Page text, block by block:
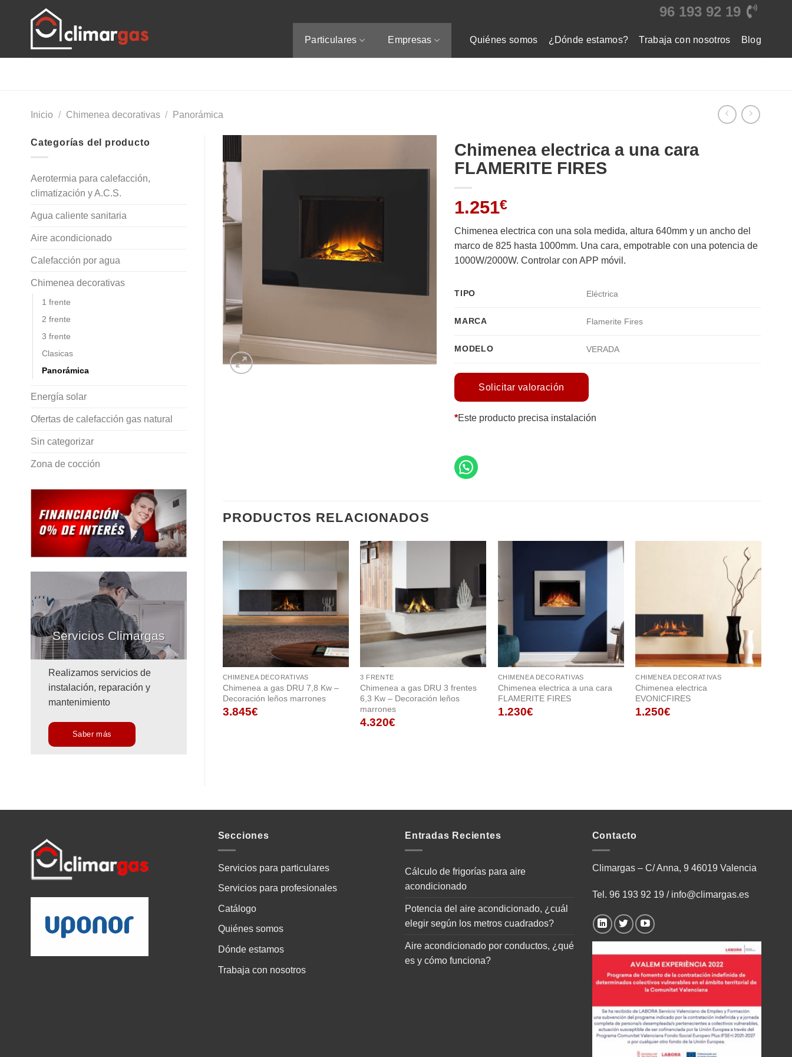
96 193 92 19
Particulares Empresas Quiénes somos ¿Dónde estamos? Trabaja con nosotros Blog
Inicio / Chimenea decorativas / Panorámica
Categorías del producto
Aerotermia para calefacción,
climatización y A.C.S.
Agua caliente sanitaria
Aire acondicionado
Calefacción por agua
Chimenea decorativas
1 frente
2 frente
3 frente
Clasicas
Panorámica
Energía solar
Ofertas de calefacción gas natural
Sin categorizar
Zona de cocción
Servicios Climargas
Realizamos servicios de
instalación, reparación y
mantenimiento
Saber más
Chimenea electrica a una cara
FLAMERITE FIRES
1.251€
Chimenea electrica con una sola medida, altura 640mm y un ancho del
marco de 825 hasta 1000mm. Una cara, empotrable con una potencia de
1000W/2000W. Controlar con APP móvil.
TIPO Eléctrica
MARCA Flamerite Fires
MODELO VERADA
Solicitar valoración
*Este producto precisa instalación
PRODUCTOS RELACIONADOS
CHIMENEA DECORATIVAS
Chimenea a gas DRU 7,8 Kw –
Decoración leños marrones
3.845€
3 FRENTE
Chimenea a gas DRU 3 frentes
6,3 Kw – Decoración leños
marrones
4.320€
CHIMENEA DECORATIVAS
Chimenea electrica a una cara
FLAMERITE FIRES
1.230€
CHIMENEA DECORATIVAS
Chimenea electrica
EVONICFIRES
1.250€
Secciones
Servicios para particulares
Servicios para profesionales
Catálogo
Quiénes somos
Dónde estamos
Trabaja con nosotros
Entradas Recientes
Cálculo de frigorías para aire
acondicionado
Potencia del aire acondicionado, ¿cuál
elegir según los metros cuadrados?
Aire acondicionado por conductos, ¿qué
es y cómo funciona?
Contacto
Climargas – C/ Anna, 9 46019 Valencia
Tel. 96 193 92 19 /info@climargas.es